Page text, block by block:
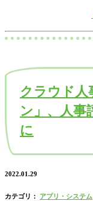
クラウド人
ン」、人事
に
2022.01.29
カテゴリ： アプリ・システム